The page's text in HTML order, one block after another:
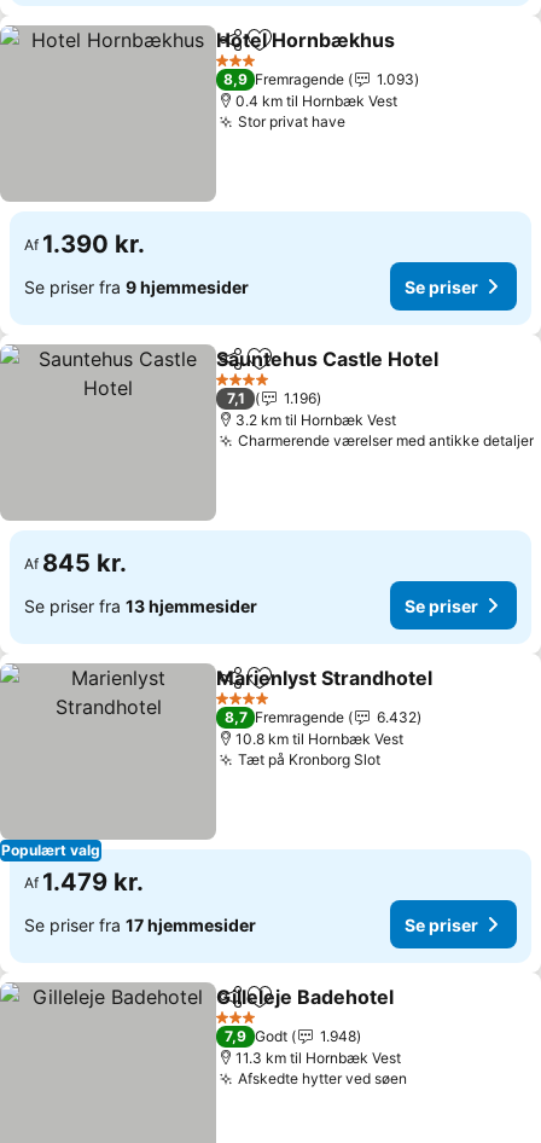
Del Føj til favoritter
Hotel Hornbækhus
3 Stjerner
8,9 Fremragende
1.093
0.4 km til Hornbæk Vest
Stor privat have
Af 1.390 kr.
Se priser fra 9 hjemmesider Se priser
Del Føj til favoritter
Sauntehus Castle Hotel
4 Stjerner
7,1
1.196
3.2 km til Hornbæk Vest
Charmerende værelser med antikke detaljer
Af 845 kr.
Se priser fra 13 hjemmesider Se priser
Populært valg
Del Føj til favoritter
Marienlyst Strandhotel
4 Stjerner
8,7 Fremragende
6.432
10.8 km til Hornbæk Vest
Tæt på Kronborg Slot
Af 1.479 kr.
Se priser fra 17 hjemmesider Se priser
Del Føj til favoritter
Gilleleje Badehotel
3 Stjerner
7,9 Godt
1.948
11.3 km til Hornbæk Vest
Afskedte hytter ved søen